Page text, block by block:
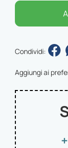
Condividi:
Aggiungi ai